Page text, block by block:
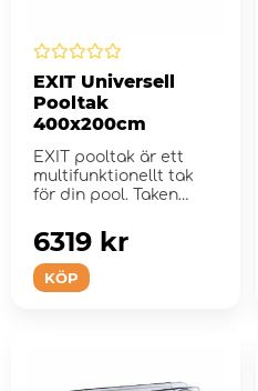
EXIT Universell
Pooltak
400x200cm
EXIT pooltak är ett
multifunktionellt tak
för din pool. Taken
KÖP
6319 kr